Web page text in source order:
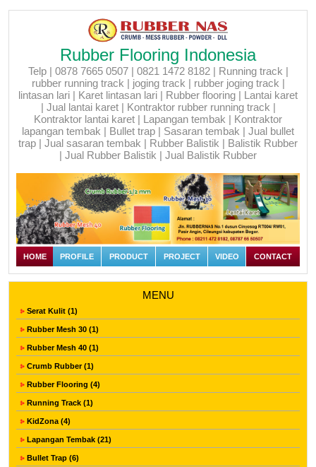
Rubber Flooring Indonesia
Telp | 0878 7665 0507 | 0821 1472 8182 | Running track |
rubber running track | joging track | rubber joging track |
lintasan lari | Karet lintasan lari | Rubber flooring | Lantai karet
| Jual lantai karet | Kontraktor rubber running track |
Kontraktor lantai karet | Lapangan tembak | Kontraktor
lapangan tembak | Bullet trap | Sasaran tembak | Jual bullet
trap | Jual sasaran tembak | Rubber Balistik | Balistik Rubber
| Jual Rubber Balistik | Jual Balistik Rubber
HOME PROFILE PRODUCT PROJECT VIDEO CONTACT
MENU
Serat Kulit (1)
Rubber Mesh 30 (1)
Rubber Mesh 40 (1)
Crumb Rubber (1)
Rubber Flooring (4)
Running Track (1)
KidZona (4)
Lapangan Tembak (21)
Bullet Trap (6)